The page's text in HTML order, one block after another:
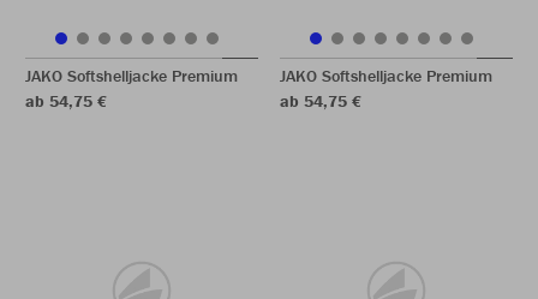
JAKO Softshelljacke Premium
ab 54,75 €
JAKO Softshelljacke Premium
ab 54,75 €